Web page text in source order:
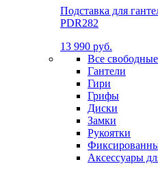
Подставка для
PDR282
13 990 руб.
Все свободные
Гантели
Гири
Грифы
Диски
Замки
Рукоятки
Аксессуары